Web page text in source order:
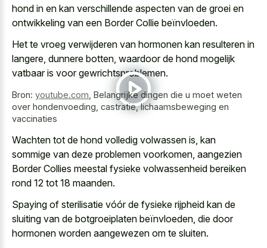
hond in en kan verschillende aspecten van de groei en
ontwikkeling van een Border Collie beïnvloeden.
Het te vroeg verwijderen van hormonen kan resulteren in
langere, dunnere botten, waardoor de hond mogelijk
vatbaar is voor gewrichtsproblemen.
Bron: youtube.com Belangrijke dingen die u moet weten
over hondenvoeding, castratie, lichaamsbeweging en
vaccinaties
Wachten tot de hond volledig volwassen is, kan
sommige van deze problemen voorkomen, aangezien
Border Collies meestal fysieke volwassenheid bereiken
rond 12 tot 18 maanden.
Spaying of sterilisatie vóór de fysieke rijpheid kan de
sluiting van de botgroeiplaten beïnvloeden, die door
hormonen worden aangewezen om te sluiten.